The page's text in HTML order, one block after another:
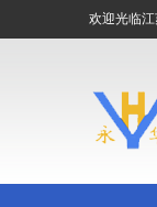
欢迎光临